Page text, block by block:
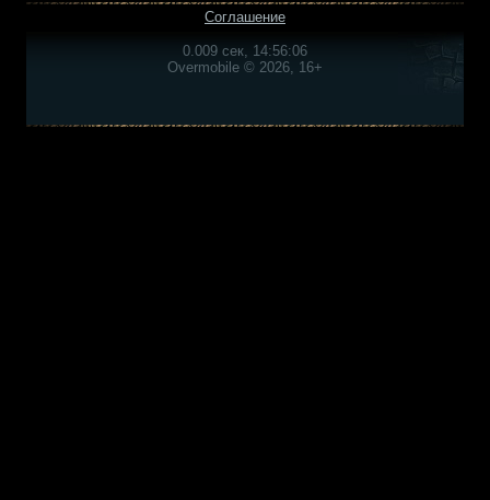
Соглашение
0.009 сек, 14:56:06
Overmobile © 2026, 16+